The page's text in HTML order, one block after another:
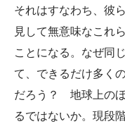
それはすなわち、彼
見して無意味なこれ
ことになる。なぜ同
て、できるだけ多く
だろう？ 地球上の
るではないか。現段